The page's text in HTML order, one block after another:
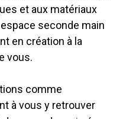
et aux matériaux
seconde main
en création à la
vous.
comme
à vous y retrouver